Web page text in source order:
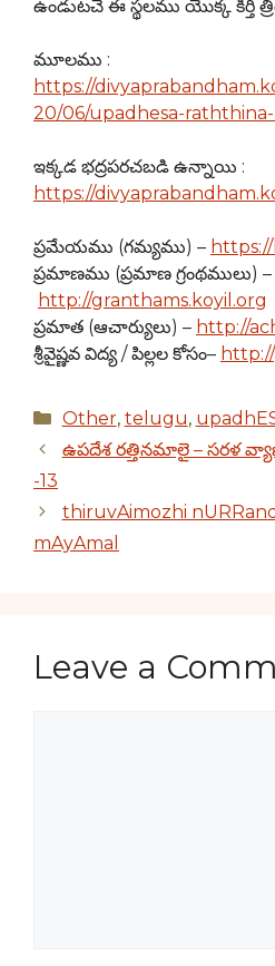
ఉండుటచే ఈ స్థలము యొక్క కీర్తి
మూలము :
https://
20/06/upadhesa-raththina-
ఇక్కడ భద్రపరచబడి ఉన్నాయి :
https://
ప్రమేయము (గమ్యము) –
ప్రమాణము (ప్రమాణ గ్రంథములు) –
http://granthams.koyil.org
ప్రమాత (ఆచార్యులు) – http://
శ్రీవైష్ణవ విద్య / పిల్లల కోసం–
Categories
Other, telugu,
ఉపదేశ రత్తినమాలై – సరళ
-13
thiruvAimozhi
mAyAmal
Leave a